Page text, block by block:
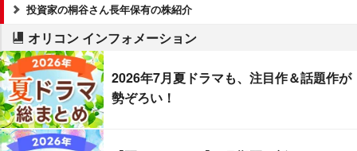
投資家の桐谷さん長年保有の株紹介
オリコン インフォメーション
2026年7月夏ドラマも、注目作＆話題作が
勢ぞろい！